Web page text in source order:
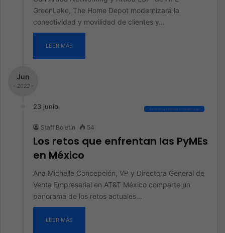
GreenLake, The Home Depot modernizará la
conectividad y movilidad de clientes y…
LEER MÁS
Jun
- 2022 -
23 junio Entrenamiento Presencial
Staff Boletín 54
Los retos que enfrentan las PyMEs
en México
Ana Michelle Concepción, VP y Directora General de
Venta Empresarial en AT&T México comparte un
panorama de los retos actuales…
LEER MÁS